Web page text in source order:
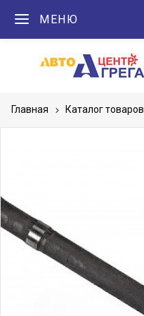
МЕНЮ
Главная Каталог товаров